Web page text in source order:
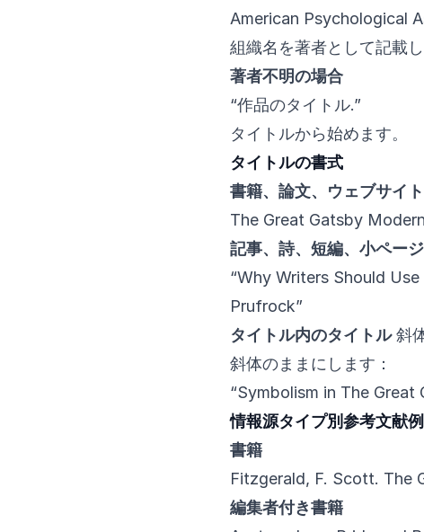
American Psychological
組織名を著者として記載し
著者不明の場合
“作品のタイトル.”
タイトルから始めます。
タイトルの書式
書籍、論文、ウェブサイト
The Great Gatsby
記事、詩、短編、小ページ
“Why Writers Should
Prufrock”
タイトル内のタイトル斜
斜体のままにします：
“Symbolism in The Great
情報源タイプ別参考文献例
書籍
Fitzgerald, F. Scott. The
編集者付き書籍